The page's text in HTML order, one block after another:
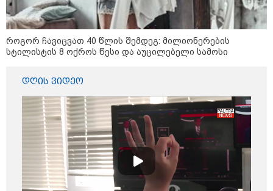
პოლიციამ ,,გლოვოს” კურიერზე
თავდასხმის ბრალდებით 3 პირი,
მათ შორის 2 არასრულწლოვანი
დააკავა - შსს ინფორმაციას
ავრცელებს
პოლიტიკა
როგორ ჩავიცვათ 40 წლის შემდეგ: მილიონერების
სტილისტის 8 ოქროს წესი და აუცილებელი სამოსი
დღის ვიდეო